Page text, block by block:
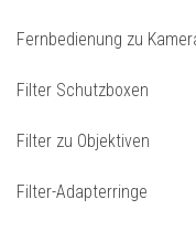
Sortiert nach
Produkt Verkäufe -/+
Start Zurück
Fernbedienung zu
Filter Schutzboxen
Filter zu Objektiven
Filter-Adapterringe